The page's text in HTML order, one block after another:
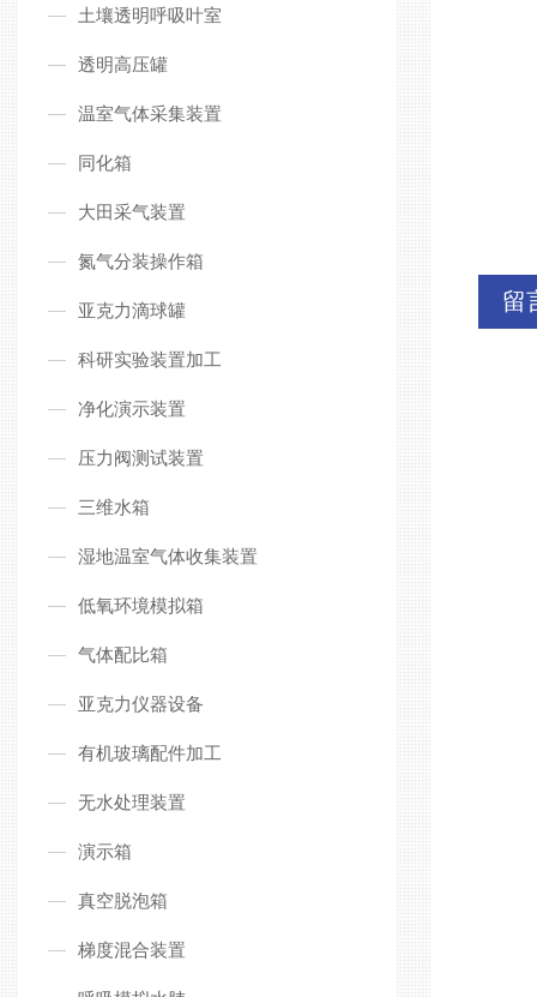
土壤透明呼吸叶室
透明高压罐
温室气体采集装置
同化箱
大田采气装置
氮气分装操作箱
亚克力滴球罐
科研实验装置加工
净化演示装置
压力阀测试装置
三维水箱
湿地温室气体收集装置
低氧环境模拟箱
气体配比箱
亚克力仪器设备
有机玻璃配件加工
无水处理装置
演示箱
真空脱泡箱
梯度混合装置
留